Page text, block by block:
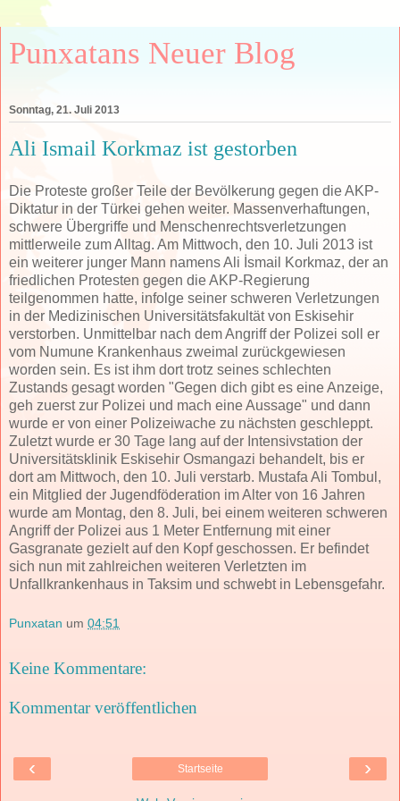
Punxatans Neuer Blog
Sonntag, 21. Juli 2013
Ali Ismail Korkmaz ist gestorben
Die Proteste großer Teile der Bevölkerung gegen die AKP-
Diktatur in der Türkei gehen weiter. Massenverhaftungen,
schwere Übergriffe und Menschenrechtsverletzungen
mittlerweile zum Alltag. Am Mittwoch, den 10. Juli 2013 ist
ein weiterer junger Mann namens Ali İsmail Korkmaz, der an
friedlichen Protesten gegen die AKP-Regierung
teilgenommen hatte, infolge seiner schweren Verletzungen
in der Medizinischen Universitätsfakultät von Eskisehir
verstorben. Unmittelbar nach dem Angriff der Polizei soll er
vom Numune Krankenhaus zweimal zurückgewiesen
worden sein. Es ist ihm dort trotz seines schlechten
Zustands gesagt worden "Gegen dich gibt es eine Anzeige,
geh zuerst zur Polizei und mach eine Aussage" und dann
wurde er von einer Polizeiwache zu nächsten geschleppt.
Zuletzt wurde er 30 Tage lang auf der Intensivstation der
Universitätsklinik Eskisehir Osmangazi behandelt, bis er
dort am Mittwoch, den 10. Juli verstarb. Mustafa Ali Tombul,
ein Mitglied der Jugendföderation im Alter von 16 Jahren
wurde am Montag, den 8. Juli, bei einem weiteren schweren
Angriff der Polizei aus 1 Meter Entfernung mit einer
Gasgranate gezielt auf den Kopf geschossen. Er befindet
sich nun mit zahlreichen weiteren Verletzten im
Unfallkrankenhaus in Taksim und schwebt in Lebensgefahr.
Punxatan um 04:51
Keine Kommentare:
Kommentar veröffentlichen
‹ ›
Startseite